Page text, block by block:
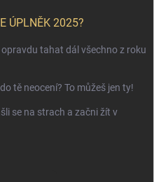
ÚPLNĚK 2025?
tahat dál všechno z roku
tě neocení? To můžeš jen ty!
se na strach a začni žít v